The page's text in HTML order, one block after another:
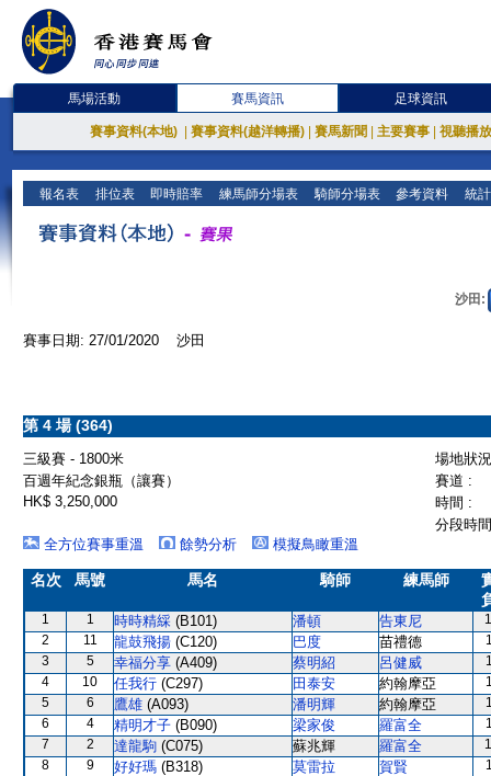
馬場活動 賽馬資訊 足球資訊
賽事資料(本地) 賽事資料(越洋轉播) 賽馬新聞 主要賽事 視聽播
報名表 排位表 即時賠率 練馬師分場表 騎師分場表 參考資料 統
沙田:
賽事日期: 27/01/2020 沙田
第 4 場 (364)
三級賽 - 1800米
場地狀
百週年紀念銀瓶（讓賽）
賽道 :
HK$ 3,250,000
時間 :
分段時
全方位賽事重溫
餘勢分析 模擬鳥瞰重溫
名次 馬號 馬名 騎師 練馬師
1 1 時時精綵 (B101) 潘頓 告東尼
2
11 龍鼓飛揚 (C120) 巴度 苗禮德
3
5 幸福分享 (A409) 蔡明紹 呂健威
4
10 任我行 (C297) 田泰安 約翰摩亞
5
6 鷹雄 (A093) 潘明輝 約翰摩亞
6
4 精明才子 (B090) 梁家俊 羅富全
7
2 達龍駒 (C075) 蘇兆輝 羅富全
8
9 好好瑪 (B318) 莫雷拉 賀賢